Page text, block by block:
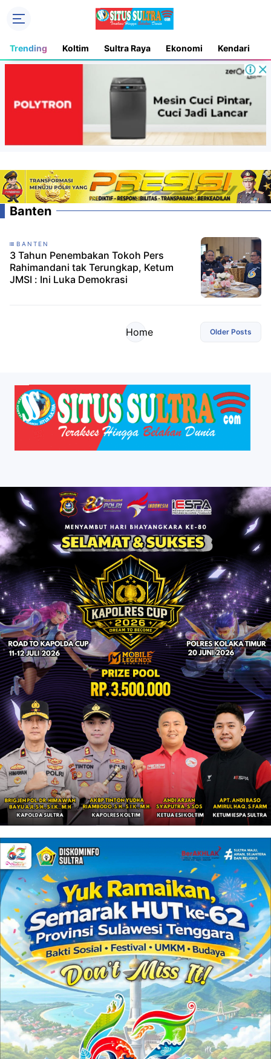
Trending Koltim Sultra Raya Ekonomi Kendari
Banten
BANTEN
3 Tahun Penembakan Tokoh Pers
Rahimandani tak Terungkap, Ketum
JMSI : Ini Luka Demokrasi
Older Posts
Home